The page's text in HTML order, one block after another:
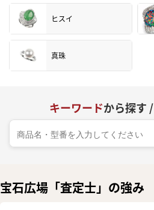
ヒスイ
真珠
キーワードから探す /
宝石広場「査定士」の強み